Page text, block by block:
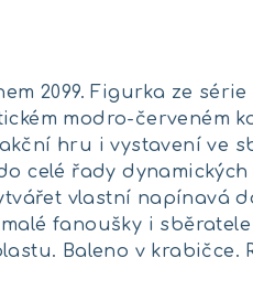
2099. Figurka ze
modro-červeném
hru i vystavení ve
celé řady
vlastní
fanoušky i
Baleno v krabičce.